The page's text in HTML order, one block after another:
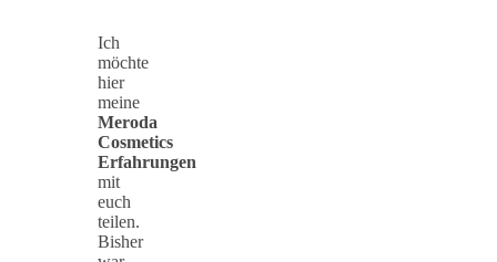
Ich
möchte
hier
meine
Meroda
Cosmetics
Erfahrungen
mit
euch
teilen.
Bisher